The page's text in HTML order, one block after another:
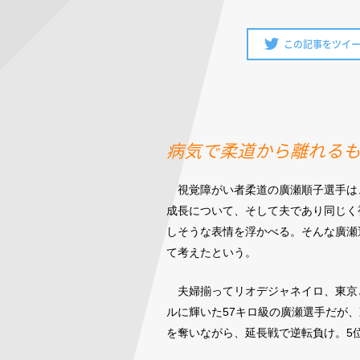
この記事をツイ
病気で柔道から離れる
視覚障がい者柔道の廣瀬順子選手
成長について、そして夫であり同じ
しそうな表情を浮かべる。そんな廣
て考えたという。
夫婦揃ってリオデジャネイロ、東
ルに輝いた57キロ級の廣瀬選手だが
を奪いながら、延長戦で逆転負け。5